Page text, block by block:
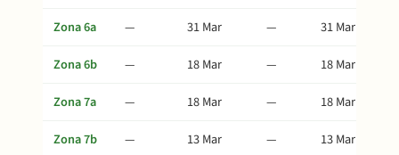
Zona 6a
— 31 Mar —
31 Mar
Zona 6b
— 18 Mar —
18 Mar
Zona 7a
— 18 Mar —
18 Mar
Zona 7b
— 13 Mar —
13 Mar